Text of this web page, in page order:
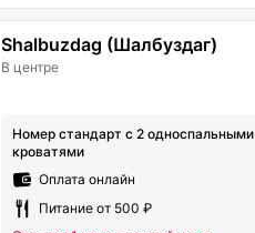
Shalbuzdag (Шалбуздаг)
В центре
Номер стандарт с 2 односпальными
кроватями
Оплата онлайн
Питание от 500 ₽